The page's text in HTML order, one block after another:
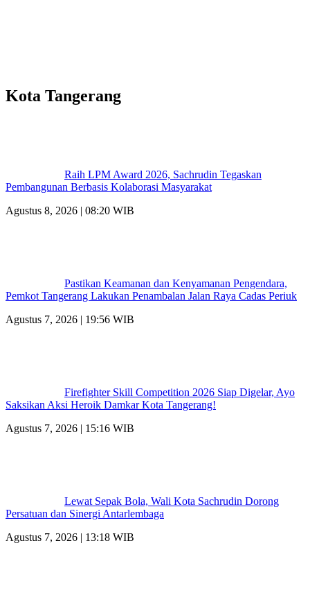
Kota Tangerang
Raih LPM Award 2026, Sachrudin Tegaskan
Pembangunan Berbasis Kolaborasi Masyarakat
Agustus 8, 2026 | 08:20 WIB
Pastikan Keamanan dan Kenyamanan Pengendara,
Pemkot Tangerang Lakukan Penambalan Jalan Raya Cadas Periuk
Agustus 7, 2026 | 19:56 WIB
Firefighter Skill Competition 2026 Siap Digelar, Ayo
Saksikan Aksi Heroik Damkar Kota Tangerang!
Agustus 7, 2026 | 15:16 WIB
Lewat Sepak Bola, Wali Kota Sachrudin Dorong
Persatuan dan Sinergi Antarlembaga
Agustus 7, 2026 | 13:18 WIB